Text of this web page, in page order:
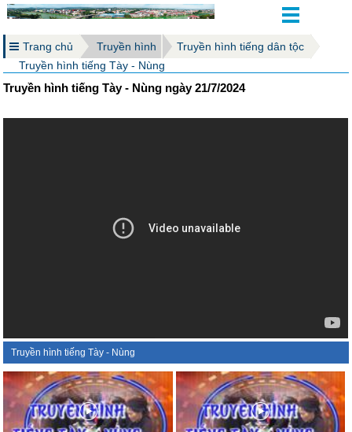
Trang chủ Truyền hình
Truyền hình tiếng dân tộc
Truyền hình tiếng Tày - Nùng
Truyền hình tiếng Tày - Nùng ngày 21/7/2024
Truyền hình tiếng Tày - Nùng